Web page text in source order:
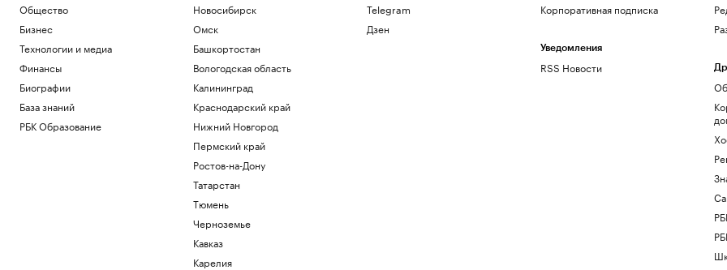
Общество
Бизнес
Технологии и медиа
Финансы
Биографии
База знаний
РБК Образование
Новосибирск
Омск
Башкортостан
Вологодская область
Калининград
Краснодарский край
Нижний Новгород
Пермский край
Ростов-на-Дону
Татарстан
Тюмень
Черноземье
Кавказ
Карелия
Telegram
Дзен
Корпоративная подписка
Уведомления
RSS Новости